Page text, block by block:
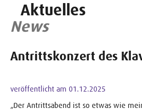
Aktuelles
News
Antrittskonzert des
veröffentlicht am 01.12.2025
„Der Antrittsabend ist so etwas wie